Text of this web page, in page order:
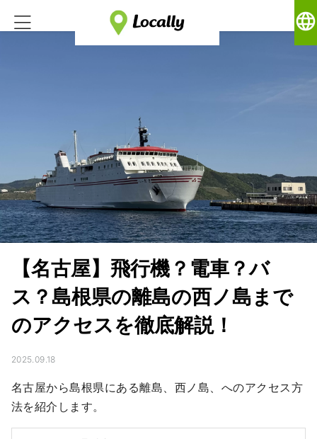
language
【名古屋】飛行機？電車？バ
ス？島根県の離島の西ノ島まで
のアクセスを徹底解説！
2025.09.18
名古屋から島根県にある離島、西ノ島、へのアクセス方
法を紹介します。